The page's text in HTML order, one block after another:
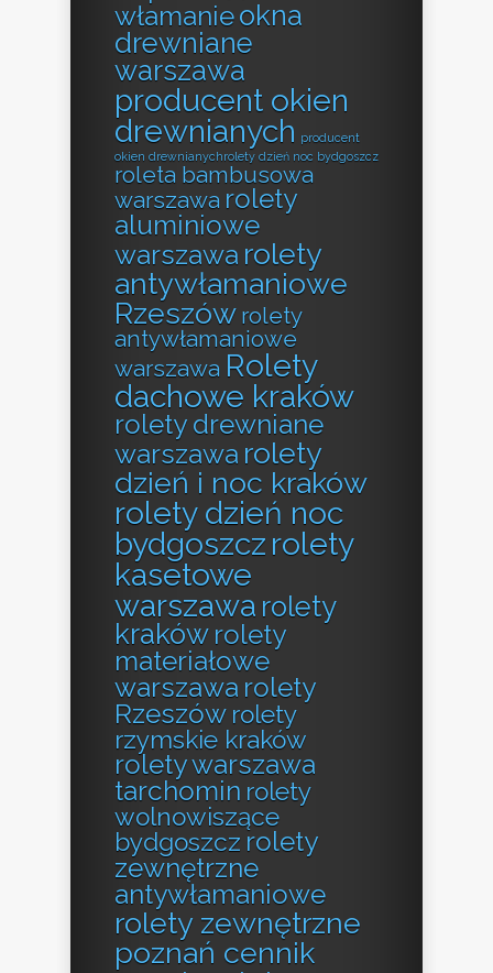
włamanieokna
drewniane
warszawa
producent okien
drewnianych producent
okien drewnianychrolety dzień noc bydgoszcz
roleta bambusowa
warszawa rolety
aluminiowe
warszawa rolety
antywłamaniowe
Rzeszów rolety
antywłamaniowe
warszawa Rolety
dachowe kraków
rolety drewniane
warszawa rolety
dzień i noc kraków
rolety dzień noc
bydgoszcz rolety
kasetowe
warszawa rolety
kraków rolety
materiałowe
warszawa rolety
Rzeszów rolety
rzymskie kraków
rolety warszawa
tarchomin rolety
wolnowiszące
bydgoszcz rolety
zewnętrzne
antywłamaniowe
rolety zewnętrzne
poznań cennik